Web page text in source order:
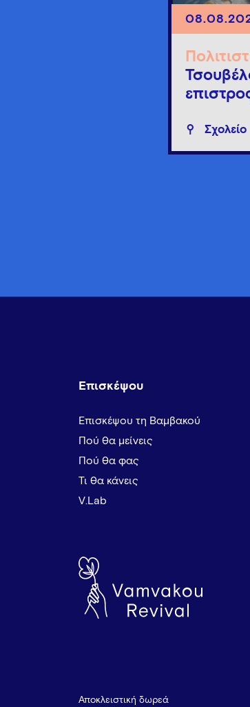
Σχολείο
Επισκέψου
Επισκέψου τη Βαμβακού
Πού θα μείνεις
Πού θα φας
Τι θα κάνεις
V.Lab
Αποκλειστική δωρεά